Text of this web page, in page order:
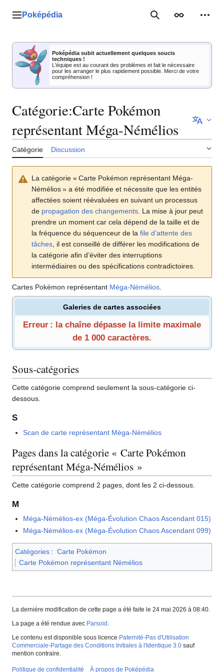
Menu principal
Poképédia RechercherApparence
Poképédia subit actuellement quelques soucis
techniques !
L'équipe est au courant des problèmes et fait le nécessaire
pour les arranger le plus rapidement possible. Merci de votre
compréhension !
Catégorie:Carte Pokémon
représentant Méga-Némélios
Catégorie Discussion
La catégorie « Carte Pokémon représentant Méga-
Némélios » a été modifiée et nécessite que les entités
affectées soient réévaluées en suivant un processus
de propagation des changements . La mise à jour peut
prendre un moment car cela dépend de la taille et de
la fréquence du séquenceur de la file d’attente des
tâches , il est conseillé de différer les modifications de
la catégorie afin d’éviter des interruptions
intermédiaires ou des spécifications contradictoires.
Cartes Pokémon représentant Méga-Némélios
Galeries de cartes associées
Erreur : la chaîne dépasse la limite maximale
de 1 000 caractères.
Sous-catégories
Cette catégorie comprend seulement la sous-catégorie ci-
dessous.
S
Scan de carte représentant Méga-Némélios
Pages dans la catégorie « Carte Pokémon
représentant Méga-Némélios »
Cette catégorie comprend 2 pages, dont les 2 ci-dessous.
M
Méga-Némélios-ex (Méga-Évolution Chaos Ascendant 015)
Méga-Némélios-ex (Méga-Évolution Chaos Ascendant 099)
Catégories : Carte Pokémon
Carte Pokémon représentant Némélios
La dernière modification de cette page a été faite le 24 mai 2026 à 08:40.
La page a été rendue avec Parsoid.
Le contenu est disponible sous licence Paternité-Pas d'Utilisation
Commerciale-Partage des Conditions Initiales à l'Identique 3.0 sauf
mention contraire.
Politique de confidentialité À propos de Poképédia